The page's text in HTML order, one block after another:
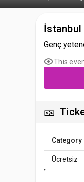
İstanbul
Genç
This
🎫
Category
Ücretsiz